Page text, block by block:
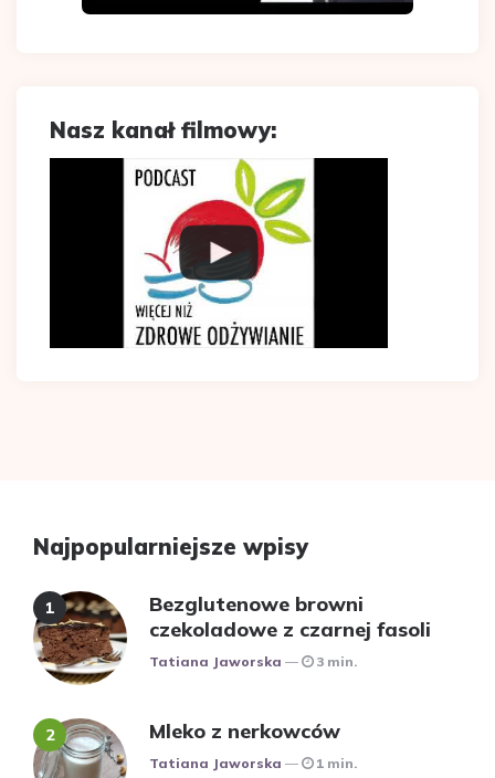
Nasz kanał filmowy:
Najpopularniejsze wpisy
Bezglutenowe browni
czekoladowe z czarnej fasoli
Posted
Tatiana Jaworska 3 min.
Mleko z nerkowców
Posted
Tatiana Jaworska 1 min.